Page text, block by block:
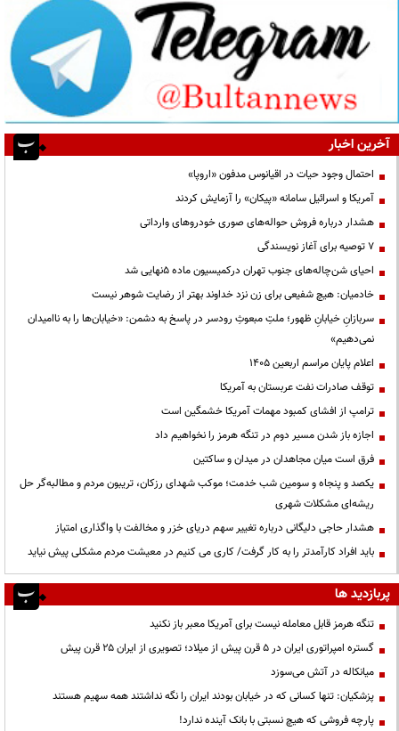
آخرین اخبار
احتمال وجود حیات در اقیانوس مدفون «اروپا»
آمریکا و اسرائیل سامانه «پیکان» را آزمایش کردند
هشدار درباره فروش حواله‌های صوری خودروهای وارداتی
۷ توصیه برای آغاز نویسندگی
احیای شن‌چاله‌های جنوب تهران درکمیسیون ماده ۵نهایی شد
خادمیان: هیچ شفیعی برای زن نزد خداوند بهتر از رضایت شوهر نیست
سربازانِ خیابانِ ظهور؛ ملتِ مبعوثِ رودسر در پاسخ به دشمن: «خیابان‌ها را به ناامیدان
نمی‌دهیم»
اعلام پایان مراسم اربعین ۱۴۰۵
توقف صادرات نفت عربستان به آمریکا
ترامپ از افشای کمبود مهمات آمریکا خشمگین است
اجازه باز شدن مسیر دوم در تنگه هرمز را نخواهیم داد
فرق است میان مجاهدان در میدان و ساکتین
یکصد و پنجاه و سومین شب خدمت؛ موکب شهدای رزکان، تریبون مردم و مطالبه‌گر حل
ریشه‌ای مشکلات شهری
هشدار حاجی دلیگانی درباره تغییر سهم دریای خزر و مخالفت با واگذاری امتیاز
باید افراد کارآمدتر را به کار گرفت/ کاری می کنیم در معیشت مردم مشکلی پیش نیاید
پربازدید ها
تنگه هرمز قابل معامله نیست برای آمریکا معبر باز نکنید
گستره امپراتوری ایران در ۵ قرن پیش از میلاد؛ تصویری از ایران ۲۵ قرن پیش
میانکاله در آتش می‌سوزد
پزشکیان: تنها کسانی که در خیابان بودند ایران را نگه نداشتند همه سهیم هستند
پارچه فروشی که هیچ نسبتی با بانک آینده ندارد!